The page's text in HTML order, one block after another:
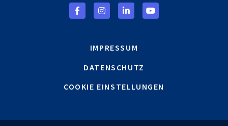
IMPRESSUM
DATENSCHUTZ
COOKIE EINSTELLUNGEN